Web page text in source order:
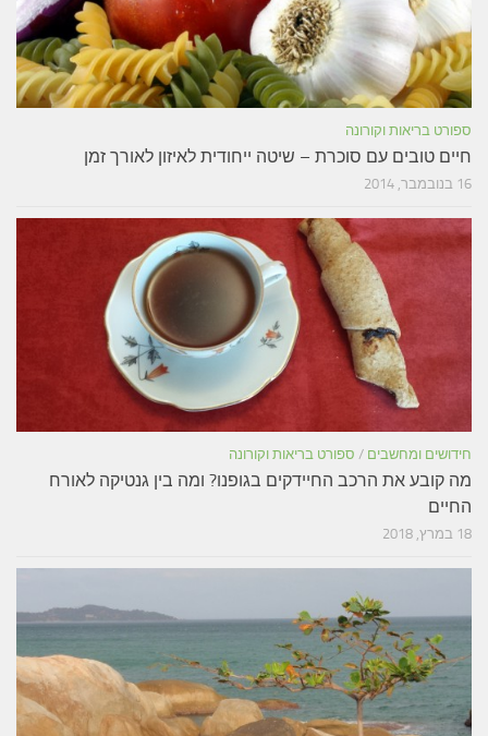
ספורט בריאות וקורונה
חיים טובים עם סוכרת – שיטה ייחודית לאיזון לאורך זמן
16 בנובמבר, 2014
חידושים ומחשבים / ספורט בריאות וקורונה
מה קובע את הרכב החיידקים בגופנו? ומה בין גנטיקה לאורח
החיים
18 במרץ, 2018